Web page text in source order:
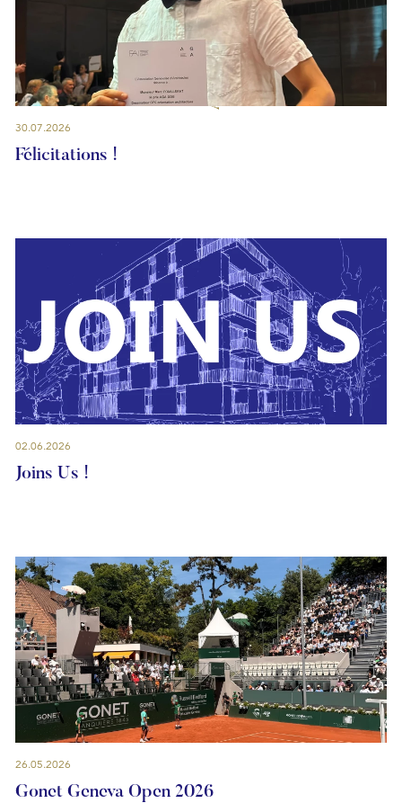
30.07.2026
Félicitations !
02.06.2026
Joins Us !
26.05.2026
Gonet Geneva Open 2026